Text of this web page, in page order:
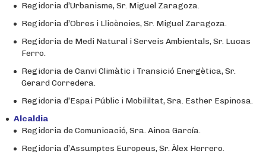
Regidoria d’Urbanisme, Sr. Miguel Zaragoza.
Regidoria d’Obres i Llicències, Sr. Miguel Zaragoza.
Regidoria de Medi Natural i Serveis Ambientals, Sr. Lucas
Ferro.
Regidoria de Canvi Climàtic i Transició Energètica, Sr.
Gerard Corredera.
Regidoria d’Espai Públic i Mobililtat, Sra. Esther Espinosa.
Alcaldia
Regidoria de Comunicació, Sra. Ainoa García.
Regidoria d’Assumptes Europeus, Sr. Àlex Herrero.